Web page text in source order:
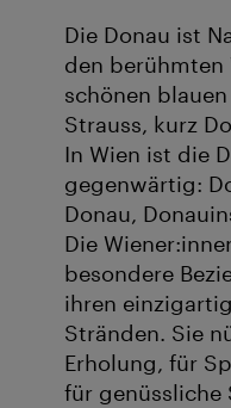
Die Donau ist
den berühmten
schönen
Strauss, kurz
In Wien ist die
gegenwärtig:
Donau,
Die
besondere
ihren
Stränden. Sie
Erholung, für
für genüssliche